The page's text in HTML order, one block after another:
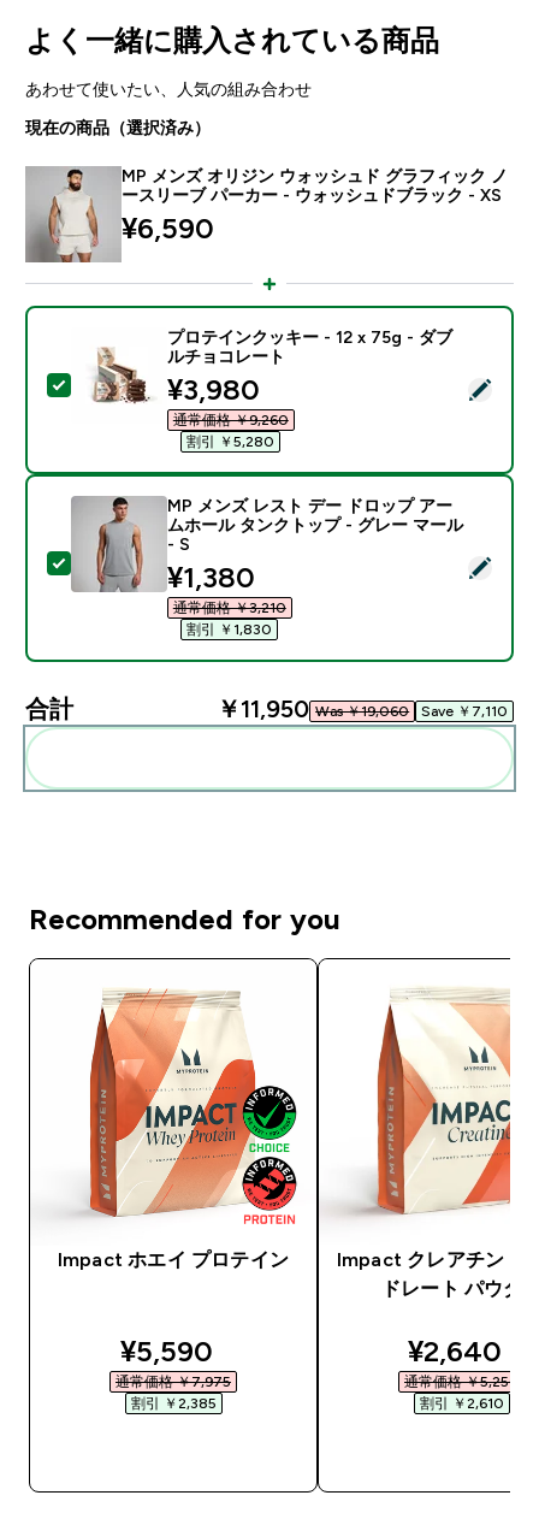
よく一緒に購入されている商品
あわせて使いたい、人気の組み合わせ
現在の商品（選択済み）
MP メンズ オリジン ウォッシュド グラフィック ノ
ースリーブ パーカー - ウォッシュドブラック - XS
¥6,590‎
この商品を選択 - プロテインクッキー - 12 x 75g - ダ
プロテインクッキー - 12 x 75g - ダブ
ルチョコレート
discounted price
¥3,980‎
通常価格 ￥9,260‎
割引 ￥5,280‎
この商品を選択 - MP メンズ レスト デー ドロップ
MP メンズ レスト デー ドロップ アー
ムホール タンクトップ - グレー マール
- S
discounted price
¥1,380‎
通常価格 ￥3,210‎
割引 ￥1,830‎
合計 ￥11,950‎ Was ￥19,060‎ Save ￥7,110‎
Recommended for you
Impact ホエイ プロテイン
discounted price
¥5,590‎
通常価格 ￥7,975‎
割引 ￥2,385‎
Impact クレアチン モ
ドレート パウダ
¥2,640‎
通常価格 ￥5,250‎
割引 ￥2,610‎